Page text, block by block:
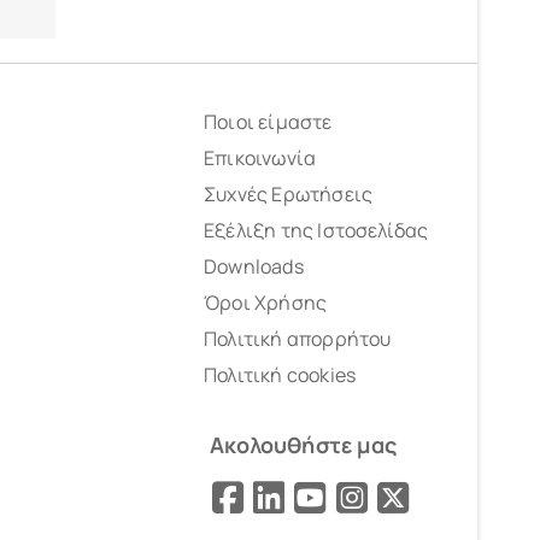
Ποιοι είμαστε
Επικοινωνία
Συχνές Ερωτήσεις
Εξέλιξη της Ιστοσελίδας
Downloads
Όροι Χρήσης
Πολιτική απορρήτου
Πολιτική cookies
Ακολουθήστε μας
Facebook
LinkedIn
YouTube
Instagram
X